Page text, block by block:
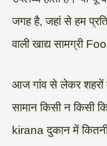
p
जगह है, जहां से हम
वाली खाद्य सामग्री
आज गांव से लेकर शहरों
सामान किसी न किसी
kirana दुकान में